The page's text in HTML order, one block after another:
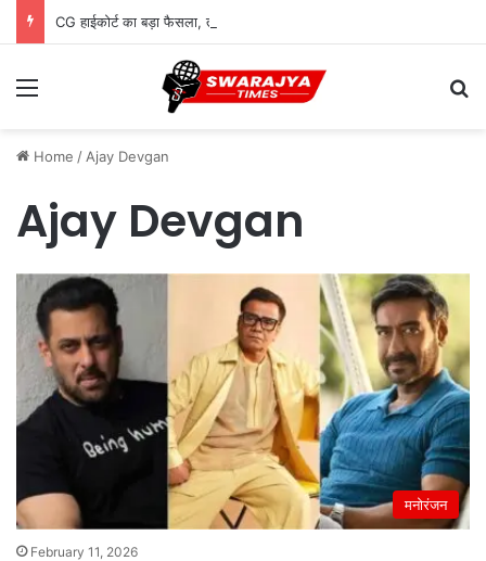
Menu
Home / Ajay Devgan
Ajay Devgan
मनोरंजन
February 11, 2026